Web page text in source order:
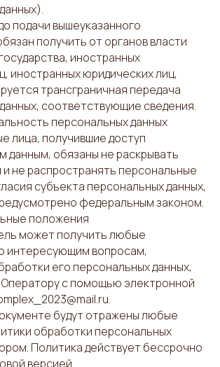
подачи вышеуказанного
получить от органов власти
иностранных
иностранных юридических лиц,
трансграничная передача
соответствующие сведения.
персональных данных
лица, получившие доступ
данным, обязаны не раскрывать
не распространять персональные
субъекта персональных данных,
федеральным законом.
положения
может получить любые
интересующим вопросам,
его персональных данных,
с помощью электронной
будут отражены любые
обработки персональных
Политика действует бессрочно
версией.